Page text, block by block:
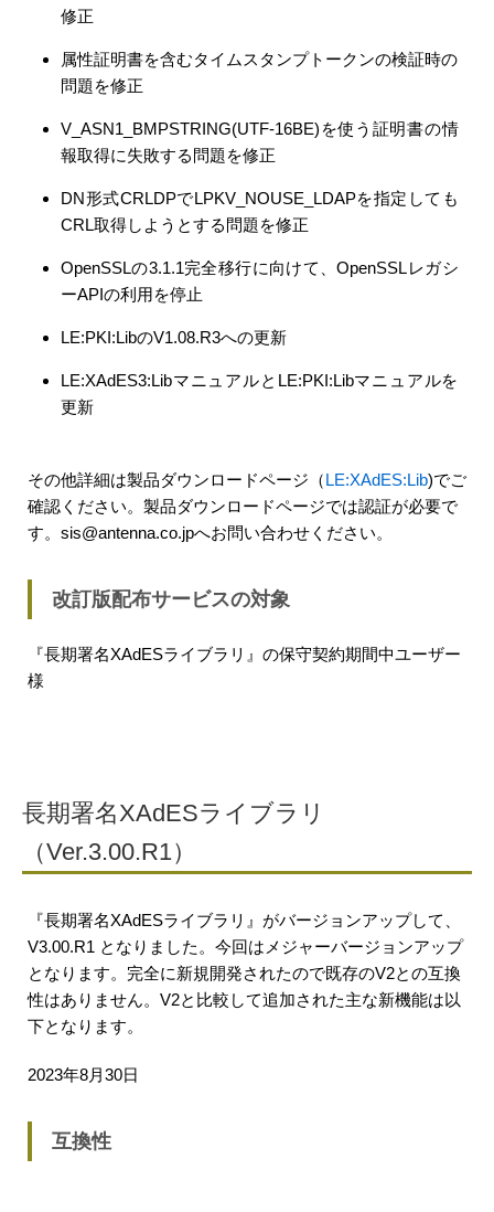
修正
属性証明書を含むタイムスタンプトークンの検証時の
問題を修正
V_ASN1_BMPSTRING(UTF-16BE)を使う証明書の情
報取得に失敗する問題を修正
DN形式CRLDPでLPKV_NOUSE_LDAPを指定しても
CRL取得しようとする問題を修正
OpenSSLの3.1.1完全移行に向けて、OpenSSLレガシ
ーAPIの利用を停止
LE:PKI:LibのV1.08.R3への更新
LE:XAdES3:LibマニュアルとLE:PKI:Libマニュアルを
更新
その他詳細は製品ダウンロードページ（LE:XAdES:Lib)でご
確認ください。製品ダウンロードページでは認証が必要で
す。sis@antenna.co.jpへお問い合わせください。
改訂版配布サービスの対象
『長期署名XAdESライブラリ』の保守契約期間中ユーザー
様
長期署名XAdESライブラリ
（Ver.3.00.R1）
『長期署名XAdESライブラリ』がバージョンアップして、
V3.00.R1 となりました。今回はメジャーバージョンアップ
となります。完全に新規開発されたので既存のV2との互換
性はありません。V2と比較して追加された主な新機能は以
下となります。
2023年8月30日
互換性